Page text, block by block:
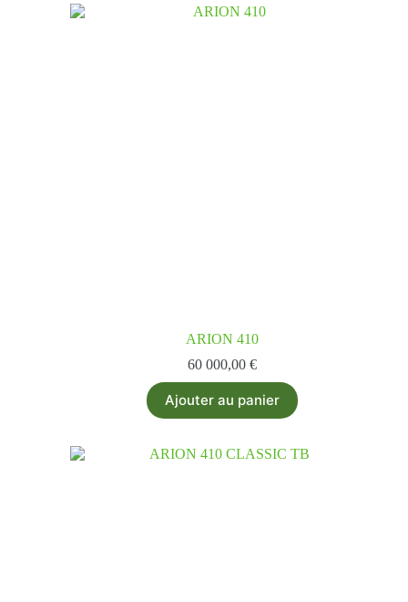
ARION 410
60 000,00 €
Ajouter au panier